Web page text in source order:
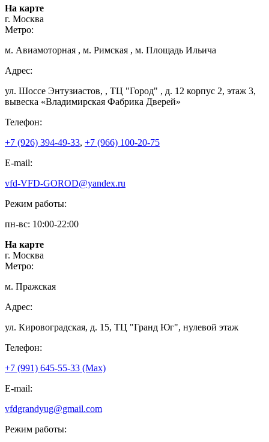
На карте
г. Москва
Метро:
м. Авиамоторная , м. Римская , м. Площадь Ильича
Адрес:
ул. Шоссе Энтузиастов, , ТЦ "Город" , д. 12 корпус 2, этаж 3,
вывеска «Владимирская Фабрика Дверей»
Телефон:
+7 (926) 394-49-33, +7 (966) 100-20-75
E-mail:
vfd-VFD-GOROD@yandex.ru
Режим работы:
пн-вс: 10:00-22:00
На карте
г. Москва
Метро:
м. Пражская
Адрес:
ул. Кировоградская, д. 15, ТЦ "Гранд Юг", нулевой этаж
Телефон:
+7 (991) 645-55-33 (Мах)
E-mail:
vfdgrandyug@gmail.com
Режим работы: